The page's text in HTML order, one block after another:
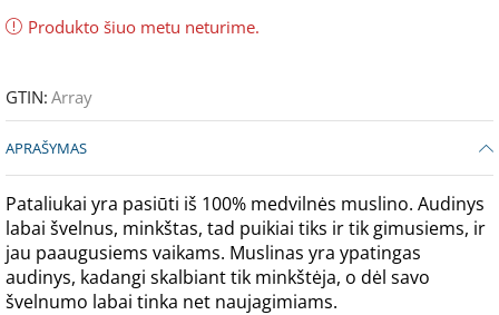
Produkto šiuo metu neturime.
GTIN: Array
APRAŠYMAS
Pataliukai yra pasiūti iš 100% medvilnės muslino. Audinys
labai švelnus, minkštas, tad puikiai tiks ir tik gimusiems, ir
jau paaugusiems vaikams. Muslinas yra ypatingas
audinys, kadangi skalbiant tik minkštėja, o dėl savo
švelnumo labai tinka net naujagimiams.